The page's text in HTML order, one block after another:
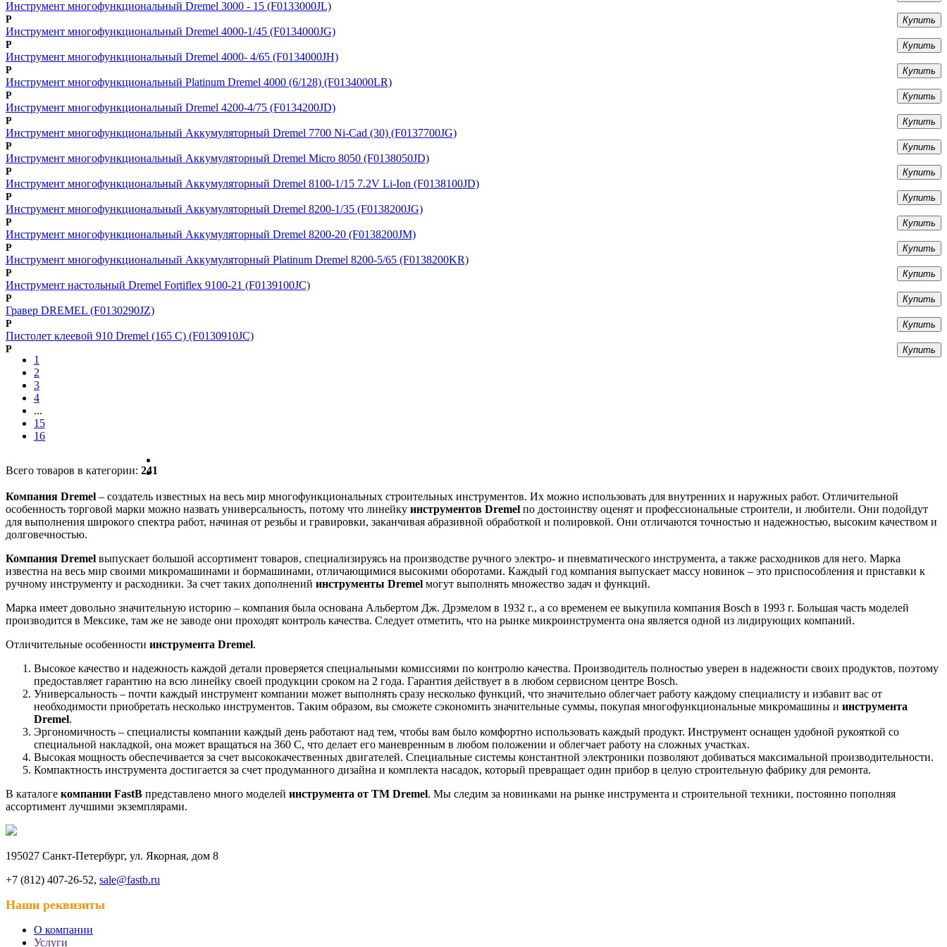
Инструмент многофункциональный Dremel 3000 - 15 (F0133000JL)
Р Купить
Инструмент многофункциональный Dremel 4000-1/45 (F0134000JG)
Р Купить
Инструмент многофункциональный Dremel 4000- 4/65 (F0134000JH)
Р Купить
Инструмент многофункциональный Platinum Dremel 4000 (6/128) (F0134000LR)
Р Купить
Инструмент многофункциональный Dremel 4200-4/75 (F0134200JD)
Р Купить
Инструмент многофункциональный Аккумуляторный Dremel 7700 Ni-Cad (30) (F0137700JG)
Р Купить
Инструмент многофункциональный Аккумуляторный Dremel Micro 8050 (F0138050JD)
Р Купить
Инструмент многофункциональный Аккумуляторный Dremel 8100-1/15 7.2V Li-Ion (F0138100JD)
Р Купить
Инструмент многофункциональный Аккумуляторный Dremel 8200-1/35 (F0138200JG)
Р Купить
Инструмент многофункциональный Аккумуляторный Dremel 8200-20 (F0138200JM)
Р Купить
Инструмент многофункциональный Аккумуляторный Platinum Dremel 8200-5/65 (F0138200KR)
Р Купить
Инструмент настольный Dremel Fortiflex 9100-21 (F0139100JC)
Р Купить
Гравер DREMEL (F0130290JZ)
Р Купить
Пистолет клеевой 910 Dremel (165 С) (F0130910JC)
Р Купить
1
2
3
4
...
15
16
Всего товаров в категории: 241
Компания Dremel – создатель известных на весь мир многофункциональных строительных инструментов. Их можно использовать для внутренних и наружных работ. Отличительной
особенность торговой марки можно назвать универсальность, потому что линейку инструментов Dremel по достоинству оценят и профессиональные строители, и любители. Они подойдут
для выполнения широкого спектра работ, начиная от резьбы и гравировки, заканчивая абразивной обработкой и полировкой. Они отличаются точностью и надежностью, высоким качеством и
долговечностью.
Компания Dremel выпускает большой ассортимент товаров, специализируясь на производстве ручного электро- и пневматического инструмента, а также расходников для него. Марка
известна на весь мир своими микромашинами и бормашинами, отличающимися высокими оборотами. Каждый год компания выпускает массу новинок – это приспособления и приставки к
ручному инструменту и расходники. За счет таких дополнений инструменты Dremel могут выполнять множество задач и функций.
Марка имеет довольно значительную историю – компания была основана Альбертом Дж. Дрэмелом в 1932 г., а со временем ее выкупила компания Bosch в 1993 г. Большая часть моделей
производится в Мексике, там же не заводе они проходят контроль качества. Следует отметить, что на рынке микроинструмента она является одной из лидирующих компаний.
Отличительные особенности инструмента Dremel.
Высокое качество и надежность каждой детали проверяется специальными комиссиями по контролю качества. Производитель полностью уверен в надежности своих продуктов, поэтому
предоставляет гарантию на всю линейку своей продукции сроком на 2 года. Гарантия действует в в любом сервисном центре Bosch.
Универсальность – почти каждый инструмент компании может выполнять сразу несколько функций, что значительно облегчает работу каждому специалисту и избавит вас от
необходимости приобретать несколько инструментов. Таким образом, вы сможете сэкономить значительные суммы, покупая многофункциональные микромашины и инструмента
Dremel.
Эргономичность – специалисты компании каждый день работают над тем, чтобы вам было комфортно использовать каждый продукт. Инструмент оснащен удобной рукояткой со
специальной накладкой, она может вращаться на 360 С, что делает его маневренным в любом положении и облегчает работу на сложных участках.
Высокая мощность обеспечивается за счет высококачественных двигателей. Специальные системы константной электроники позволяют добиваться максимальной производительности.
Компактность инструмента достигается за счет продуманного дизайна и комплекта насадок, который превращает один прибор в целую строительную фабрику для ремонта.
В каталоге компании FastB представлено много моделей инструмента от ТМ Dremel. Мы следим за новинками на рынке инструмента и строительной техники, постоянно пополняя
ассортимент лучшими экземплярами.
195027 Санкт-Петербург, ул. Якорная, дом 8
+7 (812) 407-26-52, sale@fastb.ru
Наши реквизиты
О компании
Услуги